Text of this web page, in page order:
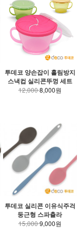
투데코 양손잡이 흘림방지
스낵컵 실리콘뚜껑 세트
12,0008,000원
투데코 실리콘 이유식주걱
둥근형 스파츌라
15,0009,000원